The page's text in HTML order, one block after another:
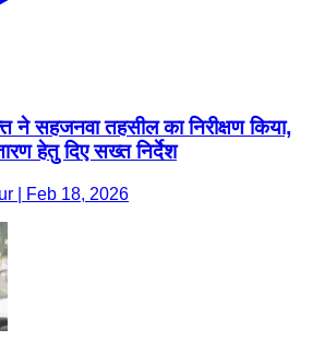
सहजनवा तहसील का निरीक्षण किया,
हेतु दिए सख्त निर्देश
| Feb 18, 2026